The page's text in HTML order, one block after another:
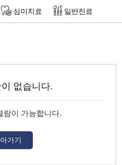
심미치료 일반진료
없습니다.
람이 가능합니다.
가기